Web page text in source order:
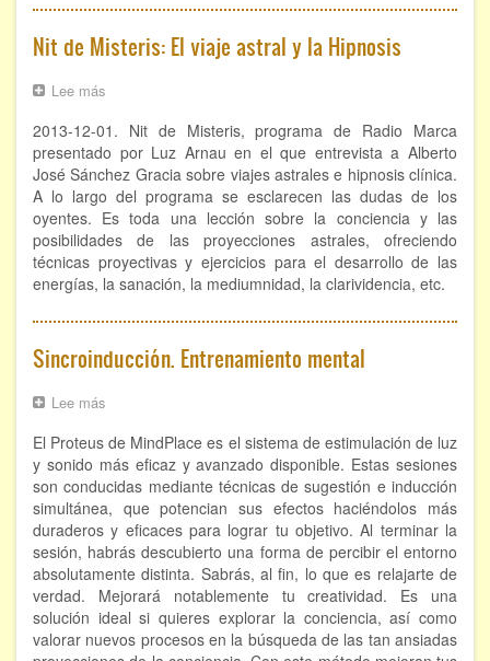
Aura y energías. Limpieza
Sincroinducción. Entrenamiento mental
Hipnosis clínica
Hipnosis proyectiva
Hipnosis regresiva
Bioenergía. Sanación energética
Relajación y autoprotección
Nit de Misteris: El viaje astral y la Hipnosis
Lee más
de
Misteris:
El
viaje
astral
y
la
Hipnosis
2013-12-01. Nit de Misteris, programa de Radio Marca
presentado por Luz Arnau en el que entrevista a Alberto
José Sánchez Gracia sobre viajes astrales e hipnosis clínica.
A lo largo del programa se esclarecen las dudas de los
oyentes. Es toda una lección sobre la conciencia y las
posibilidades de las proyecciones astrales, ofreciendo
técnicas proyectivas y ejercicios para el desarrollo de las
energías, la sanación, la mediumnidad, la clarividencia, etc.
Sincroinducción. Entrenamiento mental
Lee más
Entrenamiento
mental
El Proteus de MindPlace es el sistema de estimulación de luz
y sonido más eficaz y avanzado disponible. Estas sesiones
son conducidas mediante técnicas de sugestión e inducción
simultánea, que potencian sus efectos haciéndolos más
duraderos y eficaces para lograr tu objetivo. Al terminar la
sesión, habrás descubierto una forma de percibir el entorno
absolutamente distinta. Sabrás, al fin, lo que es relajarte de
verdad. Mejorará notablemente tu creatividad. Es una
solución ideal si quieres explorar la conciencia, así como
valorar nuevos procesos en la búsqueda de las tan ansiadas